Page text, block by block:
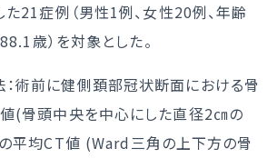
た21症例（男性1例、女性20例、年齢
歳）を対象とした。
術前に健側頚部冠状断面における骨
(骨頭中央を中心にした直径2㎝の
平均CT値 (Ward三角の上下方の骨